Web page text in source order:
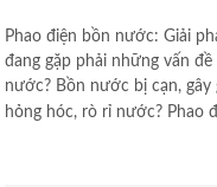
Phao điện bồn nước: Giải
đang gặp phải những vấn
nước? Bồn nước bị cạn, gây
hỏng hóc, rò rỉ nước? Phao